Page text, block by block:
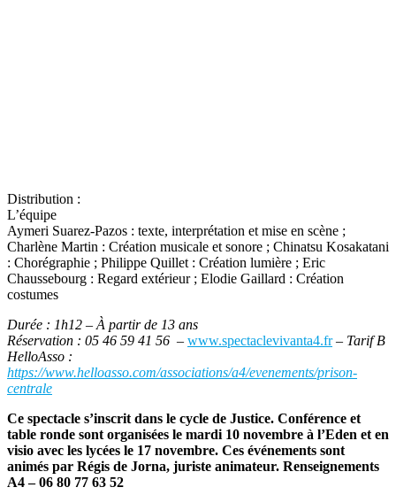
Distribution :
L’équipe
Aymeri Suarez-Pazos : texte, interprétation et mise en scène ;
Charlène Martin : Création musicale et sonore ; Chinatsu Kosakatani
: Chorégraphie ; Philippe Quillet : Création lumière ; Eric
Chaussebourg : Regard extérieur ; Elodie Gaillard : Création
costumes
Durée : 1h12 – À partir de 13 ans
Réservation : 05 46 59 41 56 – www.spectaclevivanta4.fr– Tarif B
HelloAsso :
https://www.helloasso.com/associations/a4/evenements/prison-
centrale
Ce spectacle s’inscrit dans le cycle de Justice. Conférence et
table ronde sont organisées le mardi 10 novembre à l’Eden et en
visio avec les lycées le 17 novembre. Ces événements sont
animés par Régis de Jorna, juriste animateur. Renseignements
A4 – 06 80 77 63 52